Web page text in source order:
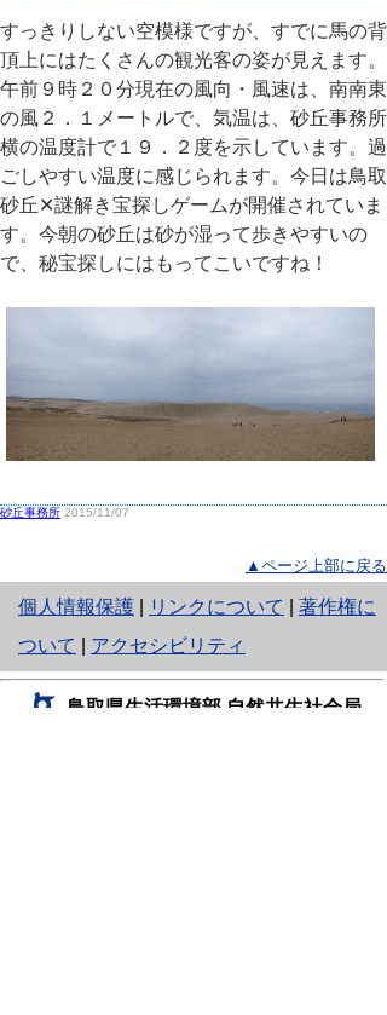
すっきりしない空模様ですが、すでに馬の背
頂上にはたくさんの観光客の姿が見えます。
午前９時２０分現在の風向・風速は、南南東
の風２．１メートルで、気温は、砂丘事務所
横の温度計で１９．２度を示しています。過
ごしやすい温度に感じられます。今日は鳥取
砂丘✕謎解き宝探しゲームが開催されていま
す。今朝の砂丘は砂が湿って歩きやすいの
で、秘宝探しにはもってこいですね！
砂丘事務所 2015/11/07
▲ページ上部に戻る
個人情報保護
と
り
ネ
リンクについて
著作権に
ついて
アクセシビリティ
鳥取県生活環境部 自然共生社会局